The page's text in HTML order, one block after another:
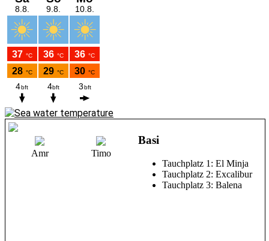
Amr Timo
Basi
Tauchplatz 1: El Minja
Tauchplatz 2: Excalibur
Tauchplatz 3: Balena